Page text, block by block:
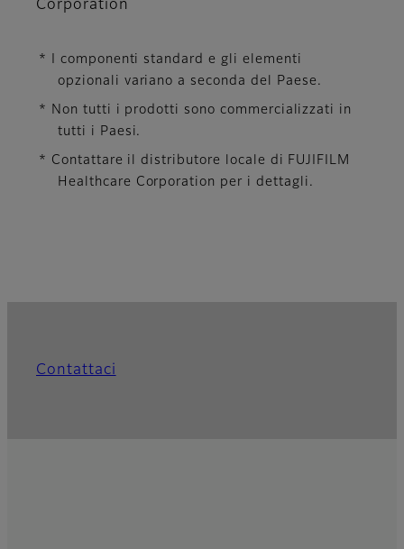
Corporation
* I componenti standard e gli elementi
opzionali variano a seconda del Paese.
* Non tutti i prodotti sono commercializzati in
tutti i Paesi.
* Contattare il distributore locale di FUJIFILM
Healthcare Corporation per i dettagli.
Contattaci